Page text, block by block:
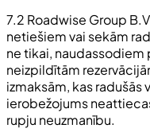
7.2 Roadwise Group
netiešiem vai sekām
ne tikai,
neizpildītām
izmaksām, kas radušās
ierobežojums
rupju neuzmanību.